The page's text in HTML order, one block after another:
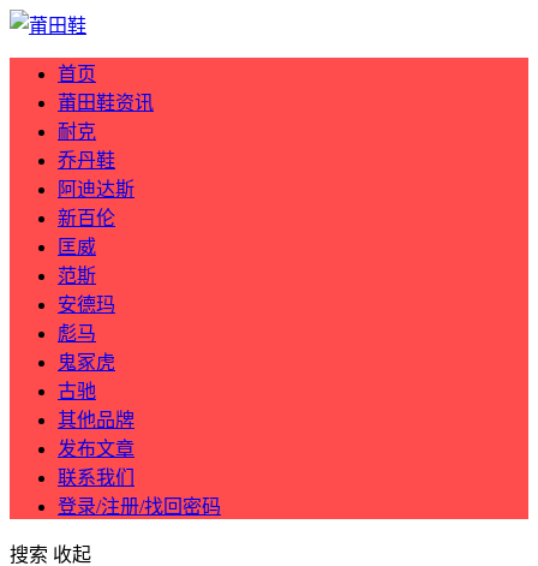
首页
莆田鞋资讯
耐克
乔丹鞋
阿迪达斯
新百伦
匡威
范斯
安德玛
彪马
鬼冢虎
古驰
其他品牌
发布文章
联系我们
登录/注册/找回密码
搜索 收起